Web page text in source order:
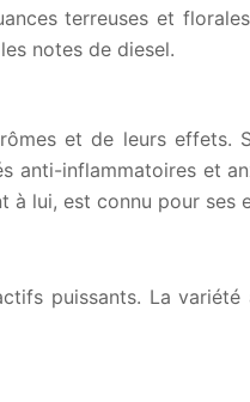
terreuses et
notes de diesel.
et de leurs effets.
anti-inflammatoires et
lui, est connu pour ses
puissants. La